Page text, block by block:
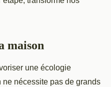
maison
une écologie
nécessite pas de grands